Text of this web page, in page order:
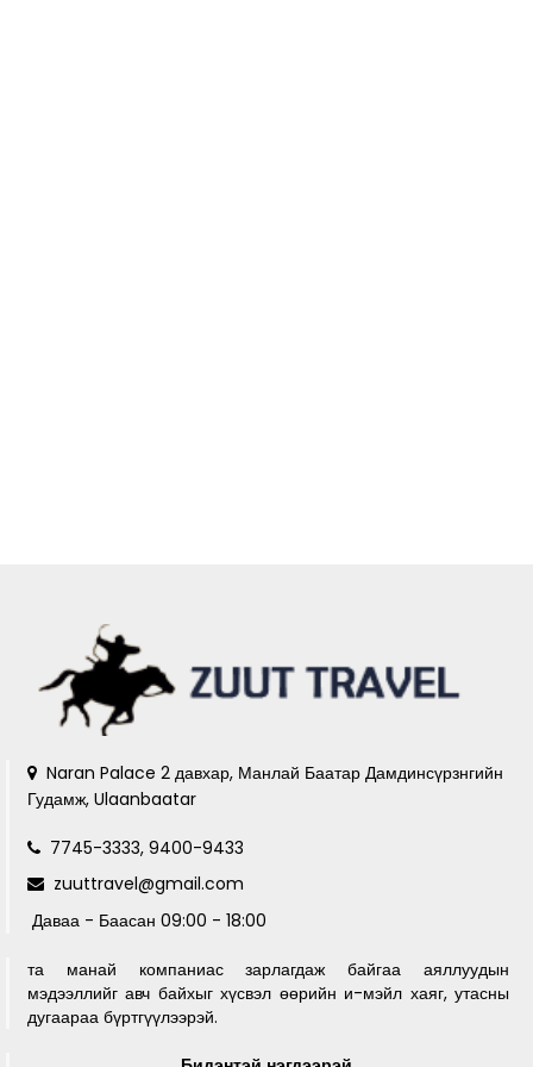
Naran Palace 2 давхар, Манлай Баатар Дамдинсүрзнгийн
Гудамж, Ulaanbaatar
7745-3333, 9400-9433
zuuttravel@gmail.com
Даваа - Баасан 09:00 - 18:00
та манай компаниас зарлагдаж байгаа аяллуудын
мэдээллийг авч байхыг хүсвэл өөрийн и-мэйл хаяг, утасны
дугаараа бүртгүүлээрэй.